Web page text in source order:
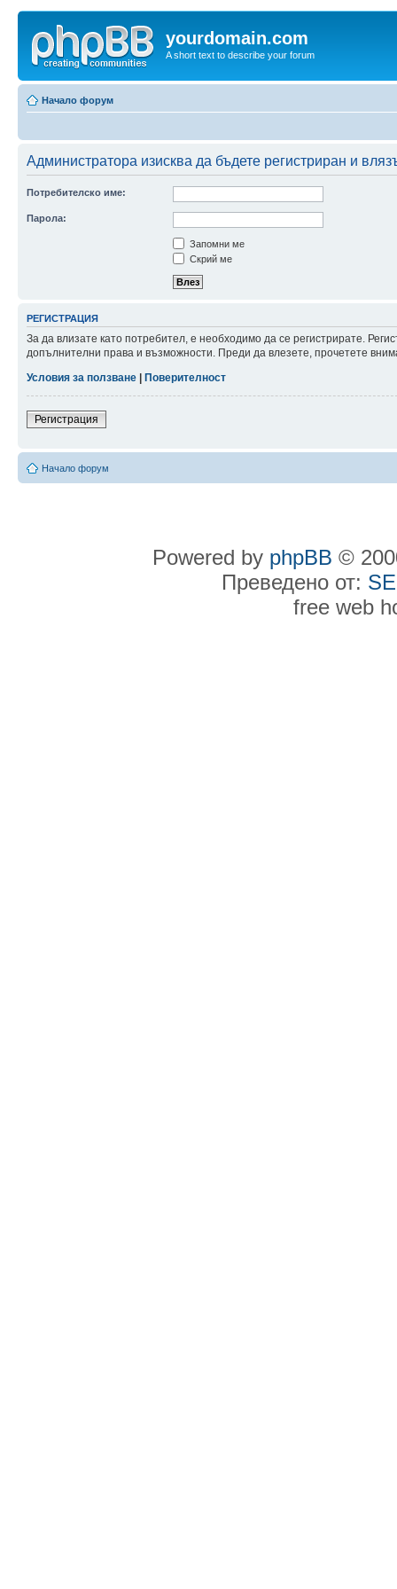
yourdomain.com
A short text to describe your forum
Начало форум
Администратора изисква да бъдете регистриран и
Потребителско име:
Парола:
Запомни ме
Скрий ме
РЕГИСТРАЦИЯ
За да влизате като потребител, е необходимо да се регистрирате.
допълнителни права и възможности. Преди да влезете, прочетете
Условия за ползване
Поверителност
Регистрация
Начало форум
Powered by phpBB ©
Преведено от:
free web